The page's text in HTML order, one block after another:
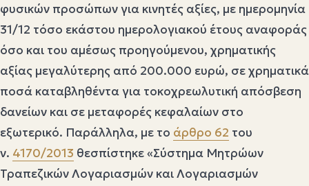
φυσικών προσώπων για κινητές αξίες, με ημερομηνία
31/12 τόσο εκάστου ημερολογιακού έτους αναφοράς
όσο και του αμέσως προηγούμενου, χρηματικής
αξίας μεγαλύτερης από 200.000 ευρώ, σε χρηματικά
ποσά καταβληθέντα για τοκοχρεωλυτική απόσβεση
δανείων και σε μεταφορές κεφαλαίων στο
εξωτερικό. Παράλληλα, με το άρθρο 62 του
ν. 4170/2013 θεσπίστηκε «Σύστημα Μητρώων
Τραπεζικών Λογαριασμών και Λογαριασμών